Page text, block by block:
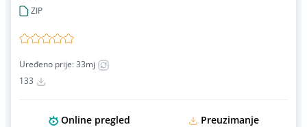
ZIP
Uređeno prije: 33mj
133
Online pregled Preuzimanje